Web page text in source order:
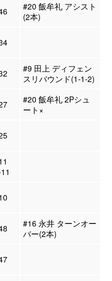
#20 飯牟礼 アシスト
(2本)
#9 田上 ディフェン
スリバウンド(1-1-2)
#20 飯牟礼 2Pシュ
ート×
#16 永井 ターンオー
バー(2本)